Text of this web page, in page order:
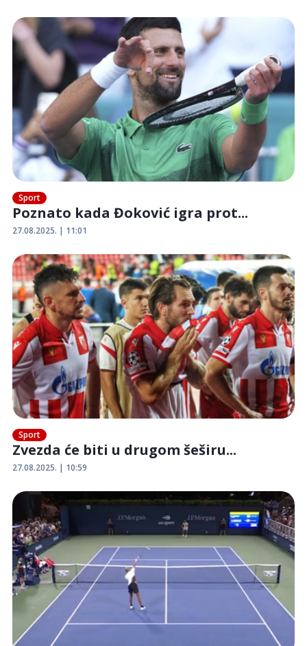
Sport
Poznato kada Đoković igra prot...
27.08.2025. | 11:01
Sport
Zvezda će biti u drugom šeširu...
27.08.2025. | 10:59